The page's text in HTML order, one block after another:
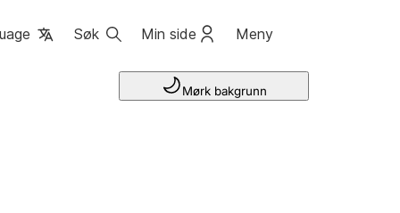
Søk Min side Meny
Mørk bakgrunn